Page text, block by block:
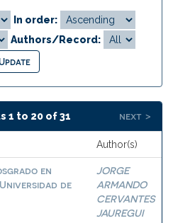
In order:
Authors/Record:
1 to 20 of 31 next >
Author(s)
en
de
JORGE
ARMANDO
CERVANTES
JAUREGUI